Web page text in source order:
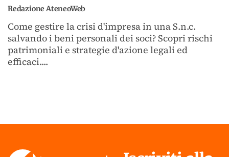
Redazione AteneoWeb
Come gestire la crisi d'impresa in una S.n.c.
salvando i beni personali dei soci? Scopri rischi
patrimoniali e strategie d'azione legali ed
efficaci....